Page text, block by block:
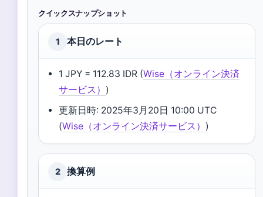
クイックスナップショット
1 本日のレート
1 JPY = 112.83 IDR (Wise（オンライン決済
サービス） )
更新日時: 2025年3月20日 10:00 UTC
(Wise（オンライン決済サービス） )
2 換算例